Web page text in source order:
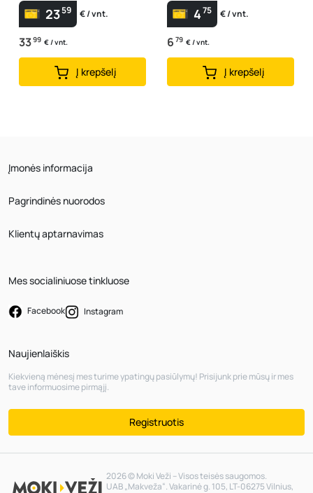
2359 € / vnt.
3399 € / vnt.
Į krepšelį
475 € / vnt.
6 79 € / vnt.
Į krepšelį
Įmonės informacija
Pagrindinės nuorodos
Klientų aptarnavimas
Mes socialiniuose tinkluose
Facebook Instagram
Naujienlaiškis
Kiekvieną mėnesį mes turime ypatingų pasiūlymų! Prisijunk prie mūsų ir mes
tave informuosime pirmąjį.
Registruotis
2026 © Moki Veži – Visos teisės saugomos.
UAB „Makveža“. Vakarinė g. 105, LT-06275 Vilnius,